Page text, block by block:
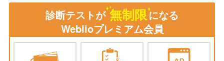
診断テストが 無制限になる
Weblioプレミアム会員